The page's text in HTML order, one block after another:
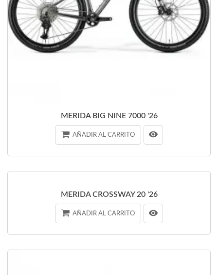
MERIDA BIG NINE 7000 '26
AÑADIR AL CARRITO
MERIDA CROSSWAY 20 '26
AÑADIR AL CARRITO